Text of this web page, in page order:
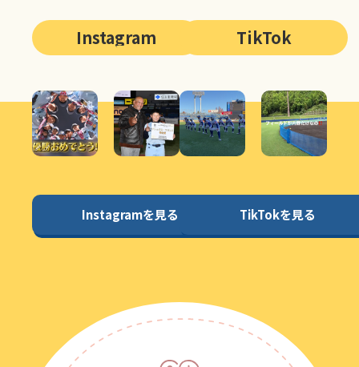
Instagram
Instagramを見る
TikTok
TikTokを見る